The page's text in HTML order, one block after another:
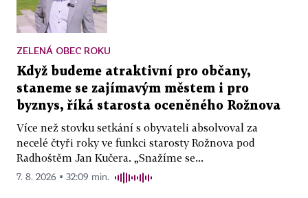
ZELENÁ OBEC ROKU
Když budeme atraktivní pro občany,
staneme se zajímavým městem i pro
byznys, říká starosta oceněného Rožnova
Více než stovku setkání s obyvateli absolvoval za
necelé čtyři roky ve funkci starosty Rožnova pod
Radhoštěm Jan Kučera. „Snažíme se...
7. 8. 2026 ▪ 32:09 min.